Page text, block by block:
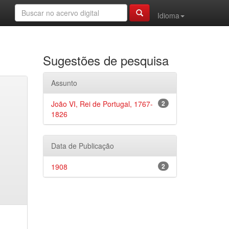
Idioma
Sugestões de pesquisa
Assunto
2
João VI, Rei de Portugal, 1767-
1826
Data de Publicação
2
1908